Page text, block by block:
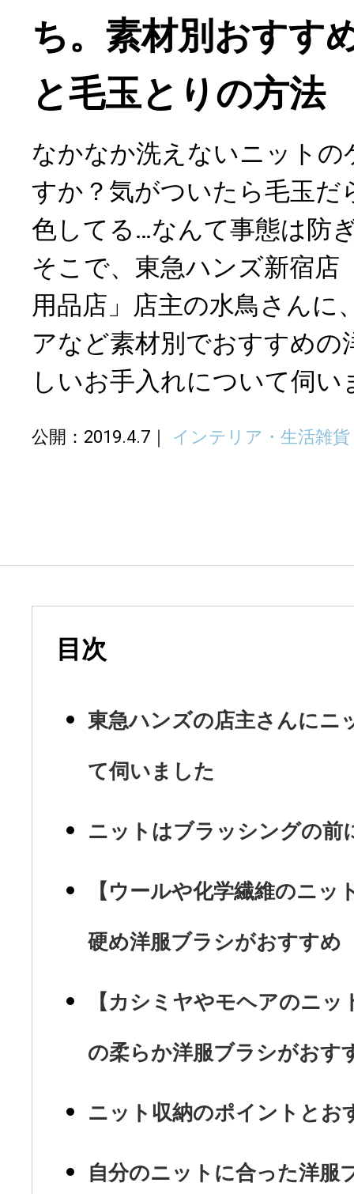
ち。素材別おすす
と毛玉とりの方法
なかなか洗えないニット
すか？気がついたら毛玉だ
色してる…なんて事態は防
そこで、東急ハンズ新宿店
用品店」店主の水鳥さんに
アなど素材別でおすすめの
しいお手入れについて伺い
公開：2019.4.7 インテリア・生活雑貨
目次
東急ハンズの店主さんにニ
て伺いました
ニットはブラッシングの前
【ウールや化学繊維のニッ
硬め洋服ブラシがおすすめ
【カシミヤやモヘアのニッ
の柔らか洋服ブラシがおす
ニット収納のポイントとお
自分のニットに合った洋服